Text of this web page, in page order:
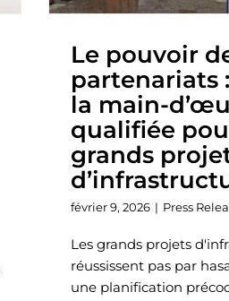
Le pouvoir
partenariats
la main-
qualifiée
grands
février 9, 2026 | Press
Les grands projets
réussissent pas par
une planification